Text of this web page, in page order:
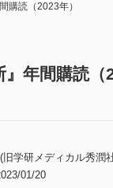
購読（2023年）
』年間購読（
旧学研メディカル秀潤
01/20